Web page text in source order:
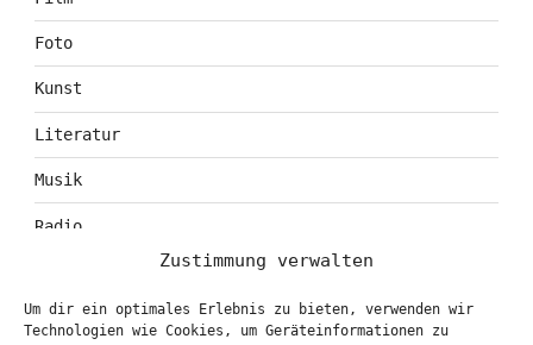
Zustimmung verwalten
Um dir ein optimales Erlebnis zu bieten, verwenden wir
Technologien wie Cookies, um Geräteinformationen zu
Foto
Kunst
Literatur
Musik
Radio
Theater